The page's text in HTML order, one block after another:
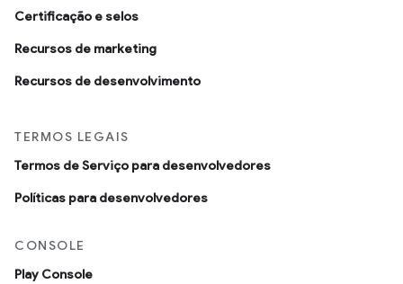
Certificação e selos
Recursos de marketing
Recursos de desenvolvimento
TERMOS LEGAIS
Termos de Serviço para desenvolvedores
Políticas para desenvolvedores
CONSOLE
Play Console